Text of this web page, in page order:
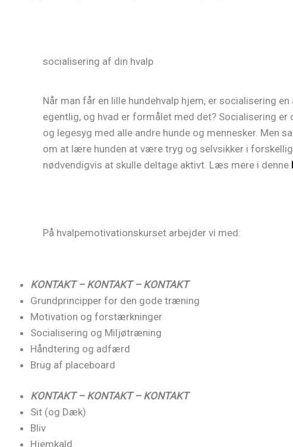
socialisering af din hvalp
Når man får en lille hundehvalp hjem, er socialisering
egentlig, og hvad er formålet med det? Socialisering
og legesyg med alle andre hunde og mennesker. Men
om at lære hunden at være tryg og selvsikker i
nødvendigvis at skulle deltage aktivt. Læs mere i denne
På hvalpemotivationskurset arbejder vi med:
KONTAKT – KONTAKT – KONTAKT
Grundprincipper for den gode træning
Motivation og forstærkninger
Socialisering og Miljøtræning
Håndtering og adfærd
Brug af placeboard
KONTAKT – KONTAKT – KONTAKT
Sit (og Dæk)
Bliv
Hjemkald